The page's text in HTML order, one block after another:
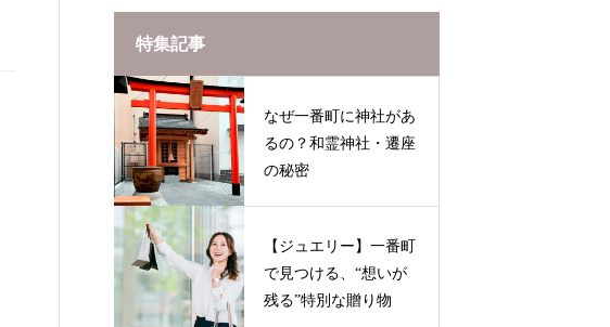
特集記事
なぜ一番町に神社があ
るの？和霊神社・遷座
の秘密
【ジュエリー】一番町
で見つける、“想いが
残る”特別な贈り物